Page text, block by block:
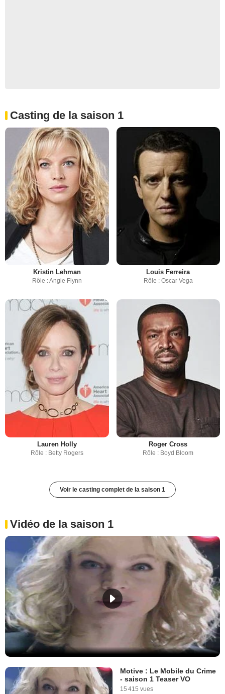
Casting de la saison 1
Kristin Lehman
Rôle : Angie Flynn
Louis Ferreira
Rôle : Oscar Vega
Lauren Holly
Rôle : Betty Rogers
Roger Cross
Rôle : Boyd Bloom
Voir le casting complet de la saison 1
Vidéo de la saison 1
Motive : Le Mobile du Crime
- saison 1 Teaser VO
15 415 vues